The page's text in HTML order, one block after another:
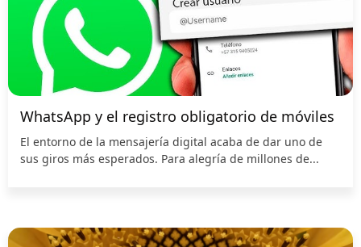
WhatsApp y el registro obligatorio de móviles
El entorno de la mensajería digital acaba de dar uno de
sus giros más esperados. Para alegría de millones de...